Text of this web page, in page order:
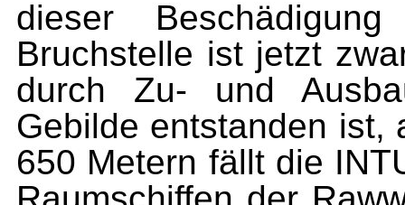
dieser
Bruchstelle ist jetzt
durch Zu- und
Gebilde entstanden ist,
650 Metern fällt die